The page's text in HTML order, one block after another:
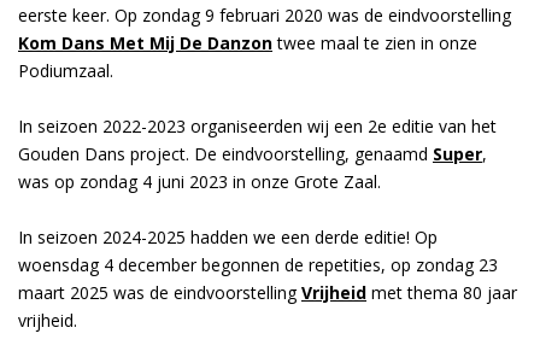
eerste keer. Op zondag 9 februari 2020 was de eindvoorstelling
Kom Dans Met Mij De Danzontwee maal te zien in onze
Podiumzaal.
In seizoen 2022-2023 organiseerden wij een 2e editie van het
Gouden Dans project. De eindvoorstelling, genaamd Super,
was op zondag 4 juni 2023 in onze Grote Zaal.
In seizoen 2024-2025 hadden we een derde editie! Op
woensdag 4 december begonnen de repetities, op zondag 23
maart 2025 was de eindvoorstelling Vrijheid met thema 80 jaar
vrijheid.